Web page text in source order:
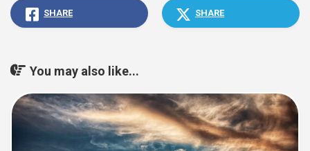
SHARE SHARE
You may also like...